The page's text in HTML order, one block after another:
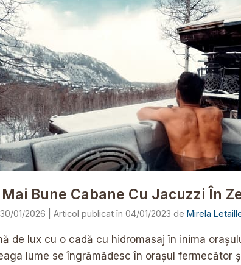
Mai Bune Cabane Cu Jacuzzi În
30/01/2026 04/01/2023 de Mirela
de lux cu o cadă cu hidromasaj în inima
lume se îngrămădesc în orașul fermecător